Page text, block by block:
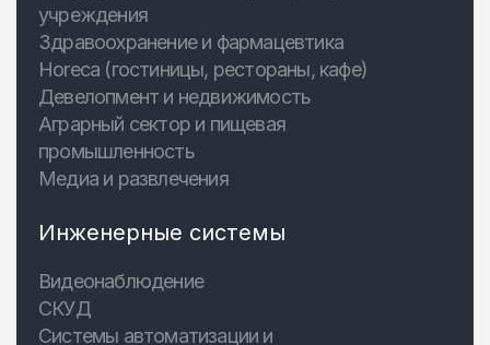
учреждения
Здравоохранение и фармацевтика
Horeca (гостиницы, рестораны, кафе)
Девелопмент и недвижимость
Аграрный сектор и пищевая
промышленность
Медиа и развлечения
Инженерные системы
Видеонаблюдение
СКУД
Системы автоматизации и